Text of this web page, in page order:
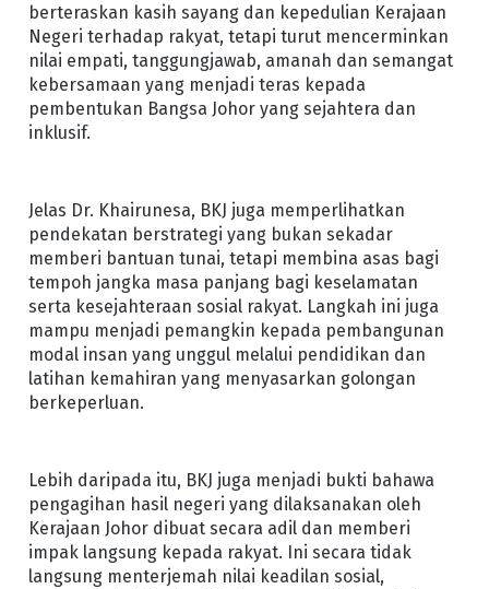
berteraskan kasih sayang dan kepedulian Kerajaan
Negeri terhadap rakyat, tetapi turut mencerminkan
nilai empati, tanggungjawab, amanah dan semangat
kebersamaan yang menjadi teras kepada
pembentukan Bangsa Johor yang sejahtera dan
inklusif.
Jelas Dr. Khairunesa, BKJ juga memperlihatkan
pendekatan berstrategi yang bukan sekadar
memberi bantuan tunai, tetapi membina asas bagi
tempoh jangka masa panjang bagi keselamatan
serta kesejahteraan sosial rakyat. Langkah ini juga
mampu menjadi pemangkin kepada pembangunan
modal insan yang unggul melalui pendidikan dan
latihan kemahiran yang menyasarkan golongan
berkeperluan.
Lebih daripada itu, BKJ juga menjadi bukti bahawa
pengagihan hasil negeri yang dilaksanakan oleh
Kerajaan Johor dibuat secara adil dan memberi
impak langsung kepada rakyat. Ini secara tidak
langsung menterjemah nilai keadilan sosial,